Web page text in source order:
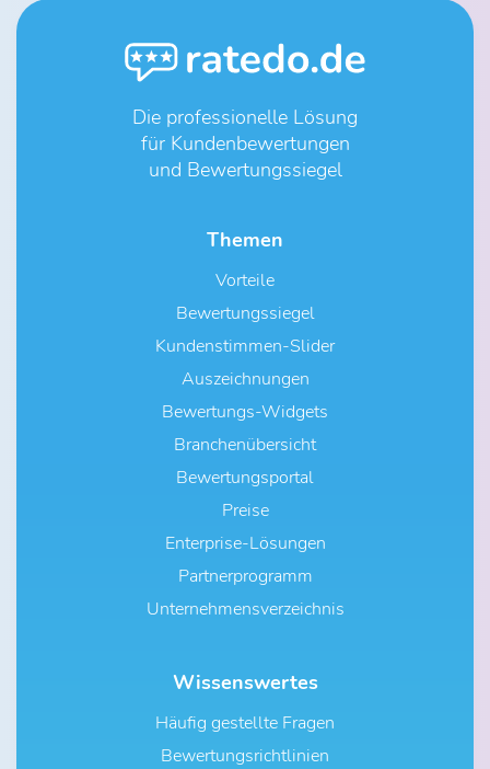
Die professionelle Lösung
für Kundenbewertungen
und Bewertungssiegel
Themen
Vorteile
Bewertungssiegel
Kundenstimmen-Slider
Auszeichnungen
Bewertungs-Widgets
Branchenübersicht
Bewertungsportal
Preise
Enterprise-Lösungen
Partnerprogramm
Unternehmensverzeichnis
Wissenswertes
Häufig gestellte Fragen
Bewertungsrichtlinien